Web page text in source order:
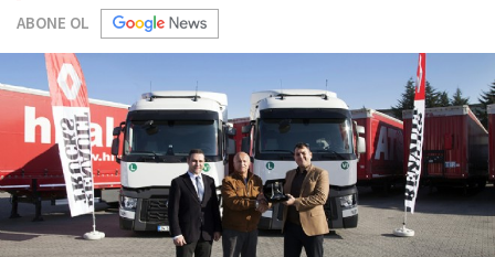
ABONE OL